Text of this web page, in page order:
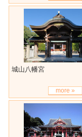
城山八幡宮
more »